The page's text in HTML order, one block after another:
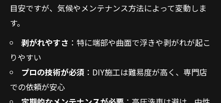
目安ですが、気候やメンテナンス方法によって変動しま
す。
剥がれやすさ ：特に端部や曲面で浮きや剥がれが起こ
りやすい
プロの技術が必須 ：DIY施工は難易度が高く、専門店
での依頼が安心